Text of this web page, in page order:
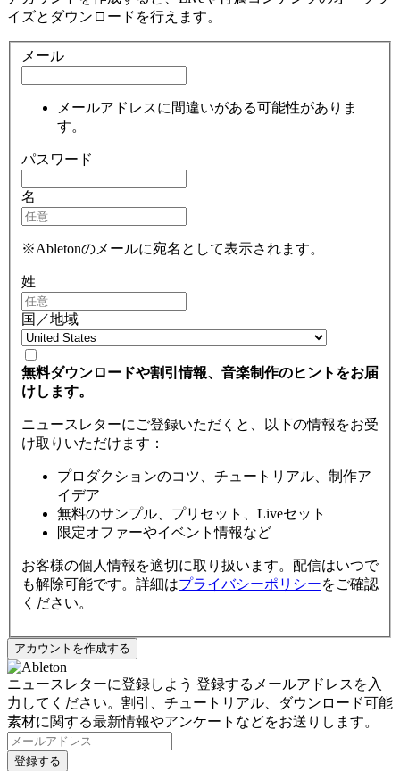
イズとダウンロードを行えます。
メール
メールアドレスに間違いがある可能性がありま
す。
パスワード
名
※Abletonのメールに宛名として表示されます。
姓
国／地域
無料ダウンロードや割引情報、音楽制作のヒントをお届
けします。
ニュースレターにご登録いただくと、以下の情報をお受
け取りいただけます：
プロダクションのコツ、チュートリアル、制作ア
イデア
無料のサンプル、プリセット、Liveセット
限定オファーやイベント情報など
お客様の個人情報を適切に取り扱います。配信はいつで
も解除可能です。詳細はプライバシーポリシーをご確認
ください。
ニュースレターに登録しよう 登録するメールアドレスを入
力してください。割引、チュートリアル、ダウンロード可能
素材に関する最新情報やアンケートなどをお送りします。